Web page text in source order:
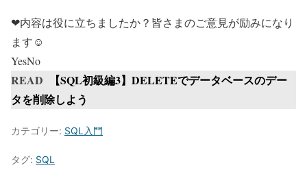
❤内容は役に立ちましたか？皆さまのご意見が励みになり
ます☺
YesNo
READ
【SQL初級編3】DELETEでデータベースのデー
タを削除しよう
カテゴリー: SQL入門
タグ: SQL